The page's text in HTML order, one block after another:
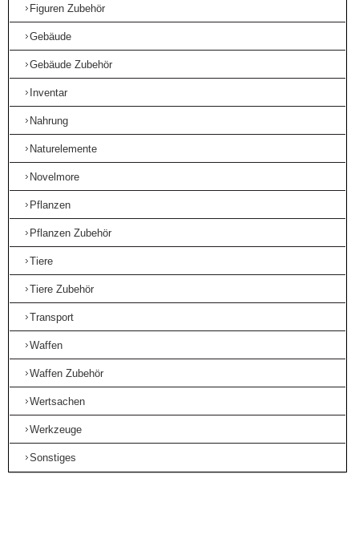
Figuren Zubehör
Gebäude
Gebäude Zubehör
Inventar
Nahrung
Naturelemente
Novelmore
Pflanzen
Pflanzen Zubehör
Tiere
Tiere Zubehör
Transport
Waffen
Waffen Zubehör
Wertsachen
Werkzeuge
Sonstiges